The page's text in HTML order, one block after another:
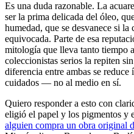
Es una duda razonable. La
ser la prima delicada del óleo,
humedad, que se desvanece si la
equivocada. Parte de esa
mitología que lleva tanto tiempo
coleccionistas serios la repiten
diferencia entre ambas se
cuidados — no al medio en sí.
Quiero responder a esto con
eligió el papel y los pigmentos y
alguien compra un obra original